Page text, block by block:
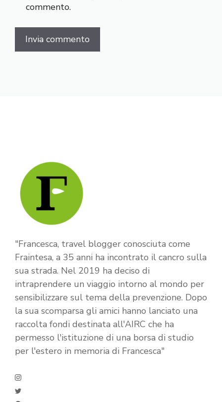
commento.
"Francesca, travel blogger conosciuta come
Fraintesa, a 35 anni ha incontrato il cancro sulla
sua strada. Nel 2019 ha deciso di
intraprendere un viaggio intorno al mondo per
sensibilizzare sul tema della prevenzione. Dopo
la sua scomparsa gli amici hanno lanciato una
raccolta fondi destinata all'AIRC che ha
permesso l'istituzione di una borsa di studio
per l'estero in memoria di Francesca"